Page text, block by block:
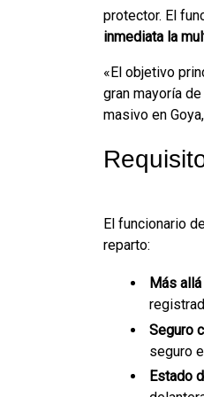
protector. El
inmediata la
«El objetivo
gran mayoría
masivo en
El funcionario
reparto:
Más
Seguro
seguro
Estado